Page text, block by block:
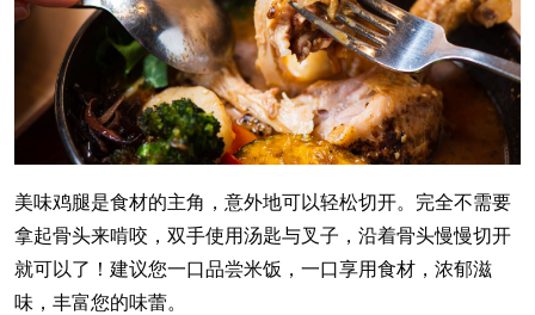
美味鸡腿是食材的主角，意外地可以轻松切开。完全不需要
拿起骨头来啃咬，双手使用汤匙与叉子，沿着骨头慢慢切开
就可以了！建议您一口品尝米饭，一口享用食材，浓郁滋
味，丰富您的味蕾。